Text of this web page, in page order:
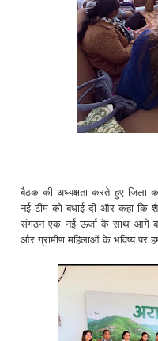
बैठक की अध्यक्षता करते हुए जिला
नई टीम को बधाई दी और कहा कि
संगठन एक नई ऊर्जा के साथ आगे
और ग्रामीण महिलाओं के भविष्य पर